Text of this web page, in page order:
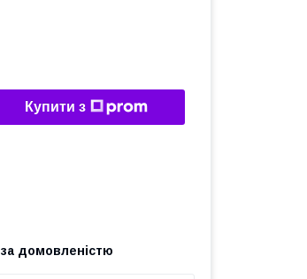
Купити з
за домовленістю